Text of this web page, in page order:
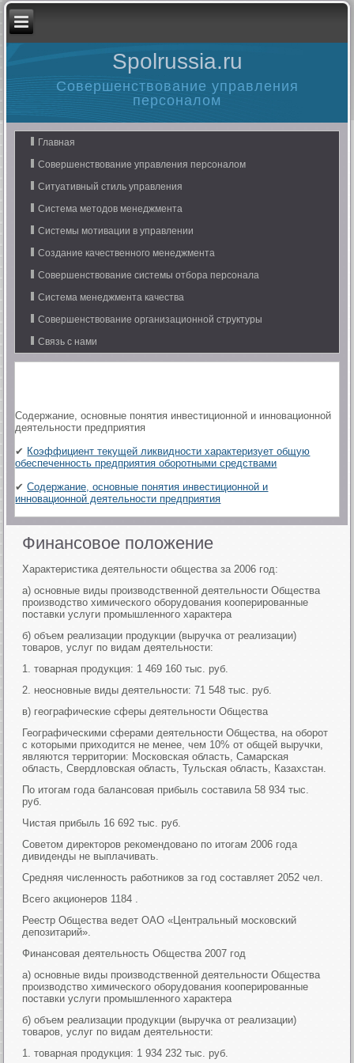
Spolrussia.ru
Совершенствование управления
персоналом
Главная
Совершенствование управления персоналом
Ситуативный стиль управления
Система методов менеджмента
Системы мотивации в управлении
Создание качественного менеджмента
Совершенствование системы отбора персонала
Система менеджмента качества
Совершенствование организационной структуры
Связь с нами
Содержание, основные понятия инвестиционной и инновационной
деятельности предприятия
✔ Коэффициент текущей ликвидности характеризует общую
обеспеченность предприятия оборотными средствами
✔Содержание, основные понятия инвестиционной и
инновационной деятельности предприятия
Финансовое положение
Характеристика деятельности общества за 2006 год:
а) основные виды производственной деятельности Общества
производство химического оборудования кооперированные
поставки услуги промышленного характера
б) объем реализации продукции (выручка от реализации)
товаров, услуг по видам деятельности:
1. товарная продукция: 1 469 160 тыс. руб.
2. неосновные виды деятельности: 71 548 тыс. руб.
в) географические сферы деятельности Общества
Географическими сферами деятельности Общества, на оборот
с которыми приходится не менее, чем 10% от общей выручки,
являются территории: Московская область, Самарская
область, Свердловская область, Тульская область, Казахстан.
По итогам года балансовая прибыль составила 58 934 тыс.
руб.
Чистая прибыль 16 692 тыс. руб.
Советом директоров рекомендовано по итогам 2006 года
дивиденды не выплачивать.
Средняя численность работников за год составляет 2052 чел.
Всего акционеров 1184 .
Реестр Общества ведет ОАО «Центральный московский
депозитарий».
Финансовая деятельность Общества 2007 год
а) основные виды производственной деятельности Общества
производство химического оборудования кооперированные
поставки услуги промышленного характера
б) объем реализации продукции (выручка от реализации)
товаров, услуг по видам деятельности:
1. товарная продукция: 1 934 232 тыс. руб.